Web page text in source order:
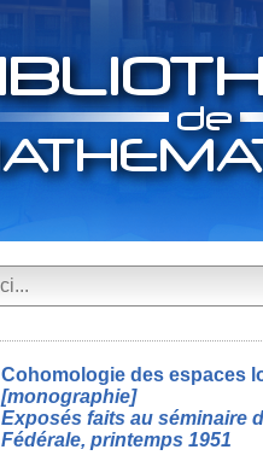
Cohomologie des espaces
[monographie]
Exposés faits au séminaire
Fédérale, printemps 1951